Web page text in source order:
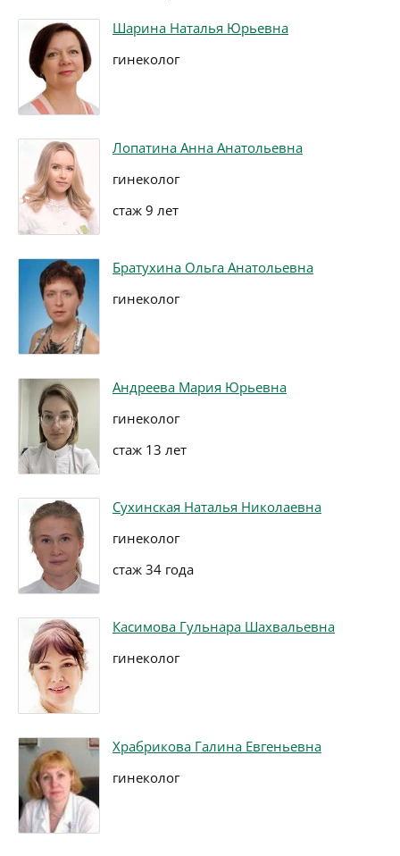
Шарина Наталья Юрьевна
гинеколог
Лопатина Анна Анатольевна
гинеколог
стаж 9 лет
Братухина Ольга Анатольевна
гинеколог
Андреева Мария Юрьевна
гинеколог
стаж 13 лет
Сухинская Наталья Николаевна
гинеколог
стаж 34 года
Касимова Гульнара Шахвальевна
гинеколог
Храбрикова Галина Евгеньевна
гинеколог